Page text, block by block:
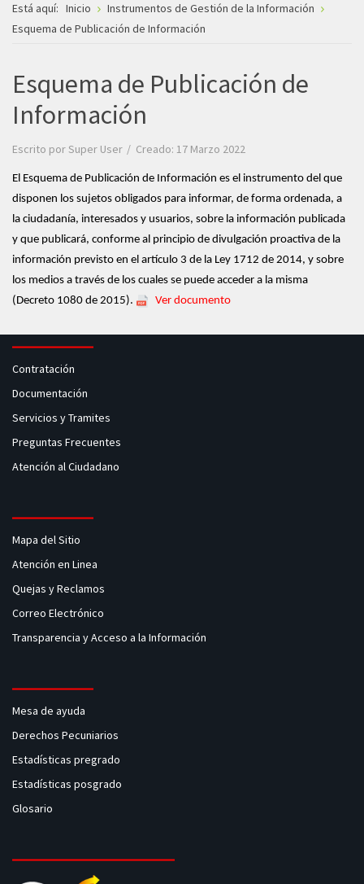
Está aquí: Inicio
Instrumentos de Gestión de la Información
Esquema de Publicación de Información
Esquema de Publicación de
Información
Escrito porSuper User Creado: 17 Marzo 2022
El Esquema de Publicación de Información es el instrumento del que
disponen los sujetos obligados para informar, de forma ordenada, a
la ciudadanía, interesados y usuarios, sobre la información publicada
y que publicará, conforme al principio de divulgación proactiva de la
información previsto en el artículo 3 de la Ley 1712 de 2014, y sobre
los medios a través de los cuales se puede acceder a la misma
(Decreto 1080 de 2015).
Ver documento
Contratación
Documentación
Servicios y Tramites
Preguntas Frecuentes
Atención al Ciudadano
Mapa del Sitio
Atención en Linea
Quejas y Reclamos
Correo Electrónico
Transparencia y Acceso a la Información
Mesa de ayuda
Derechos Pecuniarios
Estadísticas pregrado
Estadísticas posgrado
Glosario